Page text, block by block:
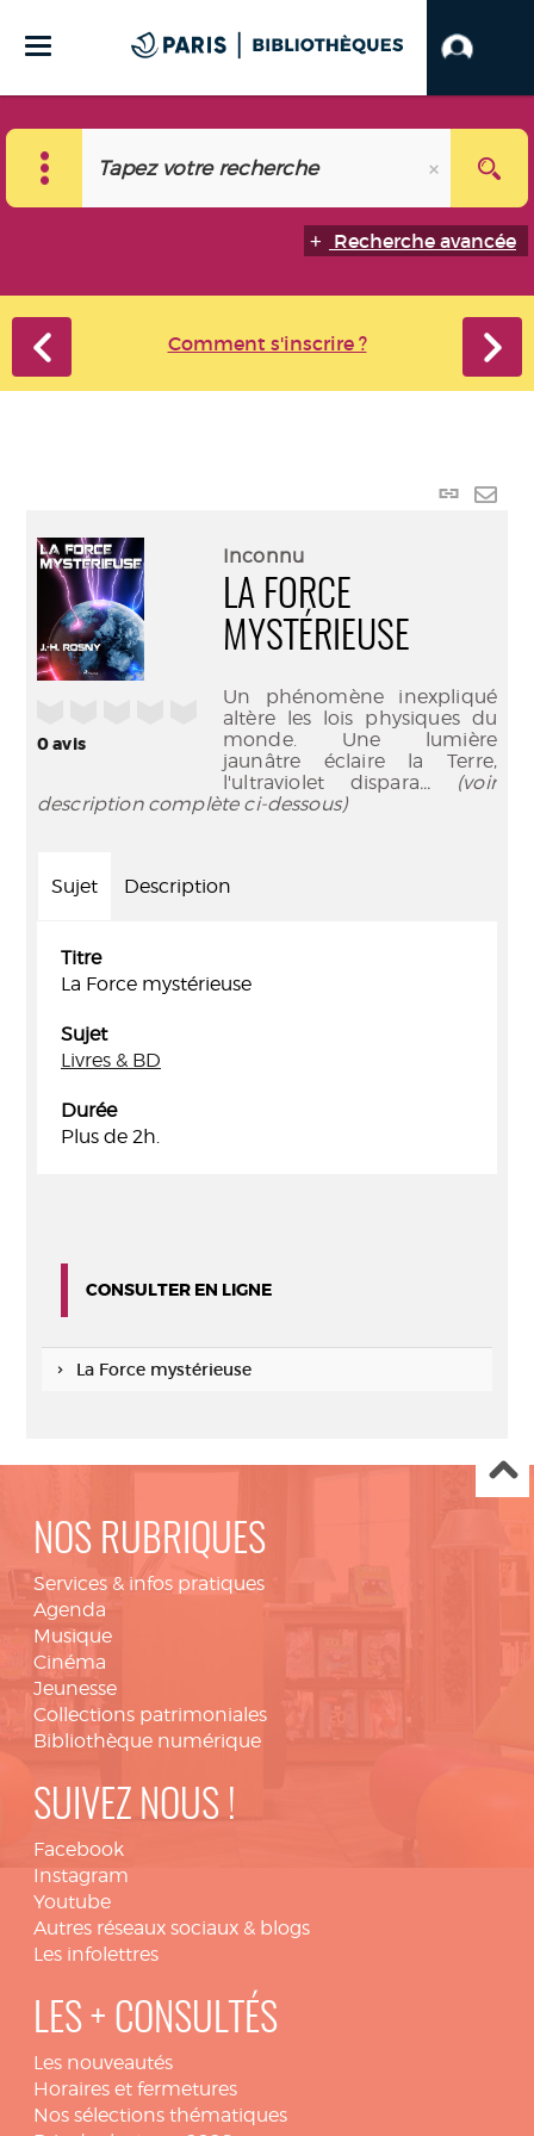
Recherche avancée
Comment s'inscrire ?
Lien
0avis
Inconnu
LA FORCE
MYSTÉRIEUSE
Un phénomène inexpliqué
altère les lois physiques du
monde. Une lumière
jaunâtre éclaire la Terre,
l'ultraviolet dispara... (voir
description complète ci-dessous)
Sujet Description
Titre
La Force mystérieuse
Sujet
Livres & BD
Durée
Plus de 2h.
CONSULTER EN LIGNE
La Force mystérieuse
NOS RUBRIQUES
Services & infos pratiques
Agenda
Musique
Cinéma
Jeunesse
Collections patrimoniales
Bibliothèque numérique
SUIVEZ NOUS !
Facebook
Instagram
Youtube
Autres réseaux sociaux & blogs
Les infolettres
LES + CONSULTÉS
Les nouveautés
Horaires et fermetures
Nos sélections thématiques